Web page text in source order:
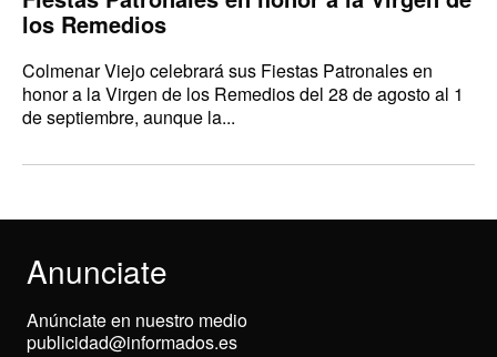
los Remedios
Colmenar Viejo celebrará sus Fiestas Patronales en
honor a la Virgen de los Remedios del 28 de agosto al 1
de septiembre, aunque la...
Anunciate
Anúnciate en nuestro medio
publicidad@informados.es